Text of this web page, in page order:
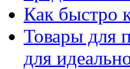
Как быстро
Товары для
для